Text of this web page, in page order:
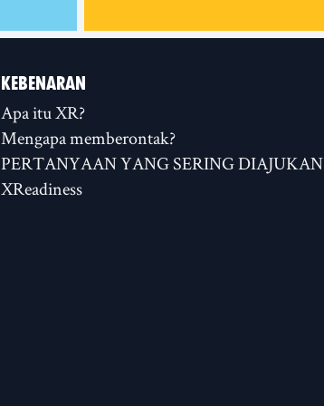
KEBENARAN
Apa itu XR?
Mengapa memberontak?
PERTANYAAN YANG SERING DIAJUKAN
XReadiness